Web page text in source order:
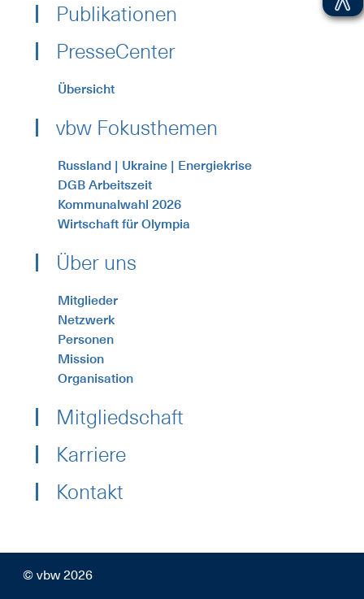
Publikationen
PresseCenter
Übersicht
vbw Fokusthemen
Russland | Ukraine | Energiekrise
DGB Arbeitszeit
Kommunalwahl 2026
Wirtschaft für Olympia
Über uns
Mitglieder
Netzwerk
Personen
Mission
Organisation
Mitgliedschaft
Karriere
Kontakt
© vbw 2026